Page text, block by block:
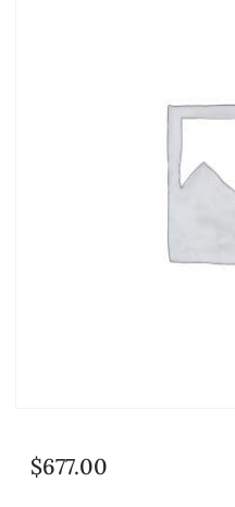
$677.00